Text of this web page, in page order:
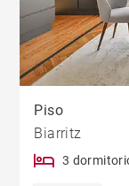
Piso
Biarritz
3